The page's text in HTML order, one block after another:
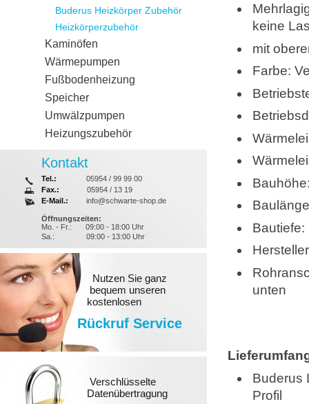
keine
mit
Farbe:
Bautiefe:
unten
Buderus
Profil
Buderus Heizkörper Zubehör
Heizkörperzubehör
Kaminöfen
Wärmepumpen
Fußbodenheizung
Speicher
Umwälzpumpen
Heizungszubehör
Kontakt
Tel.:
05954 / 99 99 00
Fax.:
05954 / 13 19
E-Mail.:
info@schwarte-shop.de
Öffnungszeiten:
Mo. - Fr.:
09:00 - 18:00 Uhr
Sa.:
09:00 - 13:00 Uhr
Nutzen Sie ganz
bequem unseren
kostenlosen
Rückruf Service
Verschlüsselte
Datenübertragung